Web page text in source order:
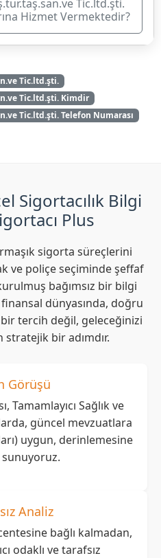
Tic.ltd.şti.
Hizmet Vermektedir?
Tic.ltd.şti.
Tic.ltd.şti. Kimdir
Tic.ltd.şti. Telefon Numarası
Sigortacılık Bilgi
Plus
sigorta süreçlerini
ve poliçe seçiminde şeffaf
bağımsız bir bilgi
dünyasında, doğru
tercih değil, geleceğinizi
stratejik bir adımdır.
Görüşü
Tamamlayıcı Sağlık ve
güncel mevzuatlara
uygun, derinlemesine
Analiz
bağlı kalmadan,
odaklı ve tarafsız